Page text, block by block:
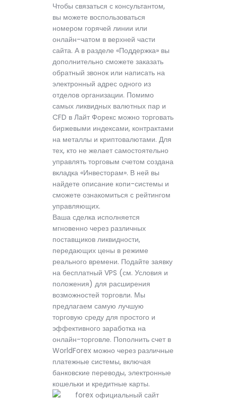
Чтобы связаться с консультантом,
вы можете воспользоваться
номером горячей линии или
онлайн-чатом в верхней части
сайта. А в разделе «Поддержка» вы
дополнительно сможете заказать
обратный звонок или написать на
электронный адрес одного из
отделов организации. Помимо
самых ликвидных валютных пар и
CFD в Лайт Форекс можно торговать
биржевыми индексами, контрактами
на металлы и криптовалютами. Для
тех, кто не желает самостоятельно
управлять торговым счетом создана
вкладка «Инвесторам». В ней вы
найдете описание копи-системы и
сможете ознакомиться с рейтингом
управляющих.
Ваша сделка исполняется
мгновенно через различных
поставщиков ликвидности,
передающих цены в режиме
реального времени. Подайте заявку
на бесплатный VPS (см. Условия и
положения) для расширения
возможностей торговли. Мы
предлагаем самую лучшую
торговую среду для простого и
эффективного заработка на
онлайн-торговле. Пополнить счет в
WorldForex можно через различные
платежные системы, включая
банковские переводы, электронные
кошельки и кредитные карты.